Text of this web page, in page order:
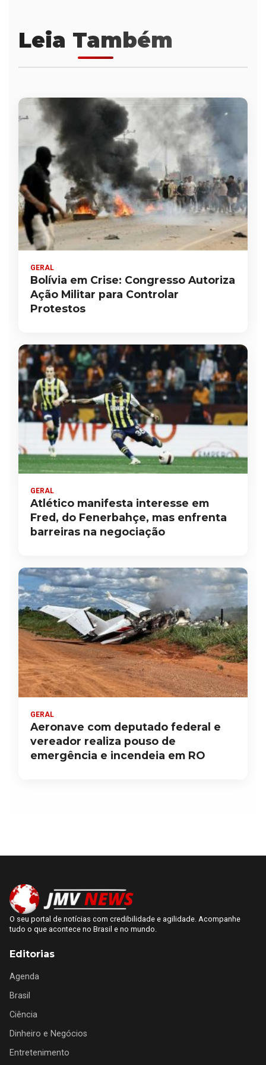
Leia Também
GERAL
Bolívia em Crise: Congresso Autoriza
Ação Militar para Controlar
Protestos
GERAL
Atlético manifesta interesse em
Fred, do Fenerbahçe, mas enfrenta
barreiras na negociação
GERAL
Aeronave com deputado federal e
vereador realiza pouso de
emergência e incendeia em RO
O seu portal de notícias com credibilidade e agilidade. Acompanhe
tudo o que acontece no Brasil e no mundo.
Editorias
Agenda
Brasil
Ciência
Dinheiro e Negócios
Entretenimento